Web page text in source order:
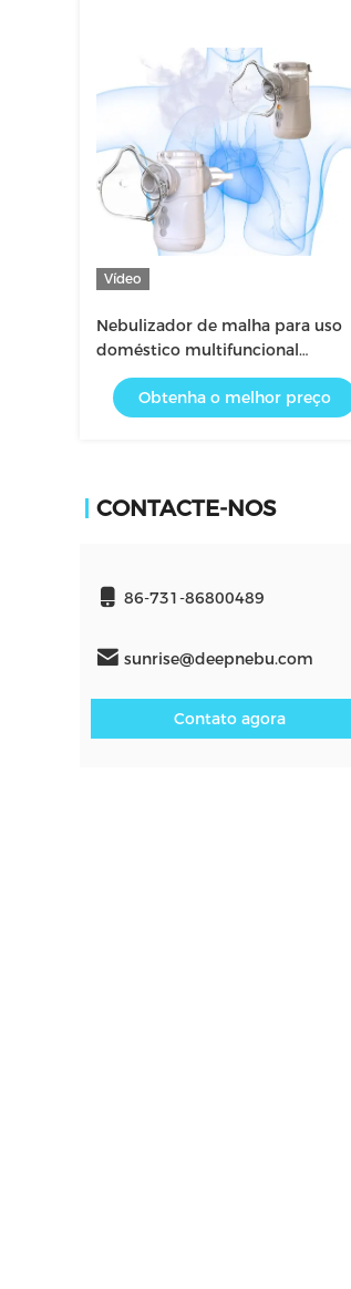
Vídeo
Nebulizador de malha para uso
doméstico multifuncional
Consumo de energia inferior a 1,2
Obtenha o melhor preço
CONTACTE-NOS
86-731-86800489
sunrise@deepnebu.com
Contato agora